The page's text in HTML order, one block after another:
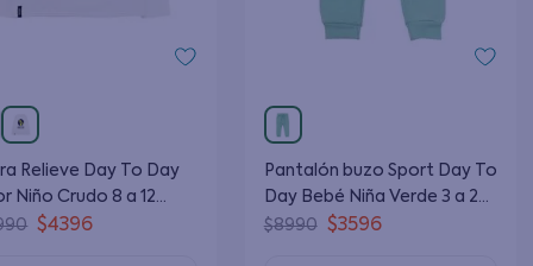
Relieve Day To Day
Niño Crudo 8 a 12
$4396
Pantalón buzo Sport Day To
Day Bebé Niña Verde 3 a 24
Meses
$8990 $3596